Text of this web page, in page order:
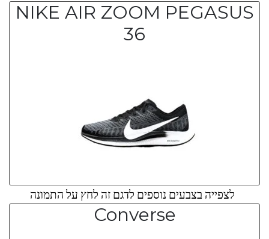
NIKE AIR ZOOM PEGASUS
36
לצפייה בצבעים נוספים לדגם זה לחץ על התמונה
Converse